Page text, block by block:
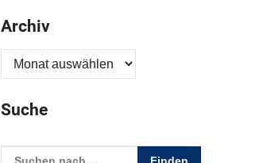
Archiv
Archiv
Suche
Geben Sie hier den Suchbegriff ein, um in